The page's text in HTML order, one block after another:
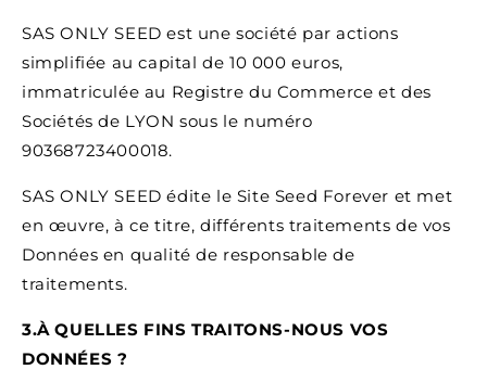
SAS ONLY SEED est une société par actions
simplifiée au capital de 10 000 euros,
immatriculée au Registre du Commerce et des
Sociétés de LYON sous le numéro
90368723400018.
SAS ONLY SEED édite le Site Seed Forever et met
en œuvre, à ce titre, différents traitements de vos
Données en qualité de responsable de
traitements.
3.À QUELLES FINS TRAITONS-NOUS VOS
DONNÉES ?